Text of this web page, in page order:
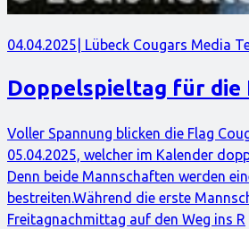
04.04.2025 | Lübeck Cougars Media
Doppelspieltag für die
Voller Spannung blicken die Flag
05.04.2025, welcher im Kalender
Denn beide Mannschaften werden
bestreiten.Während die erste
Freitagnachmittag auf den Weg ins R